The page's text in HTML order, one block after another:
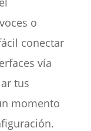
o
conectar
vía
tus
momento